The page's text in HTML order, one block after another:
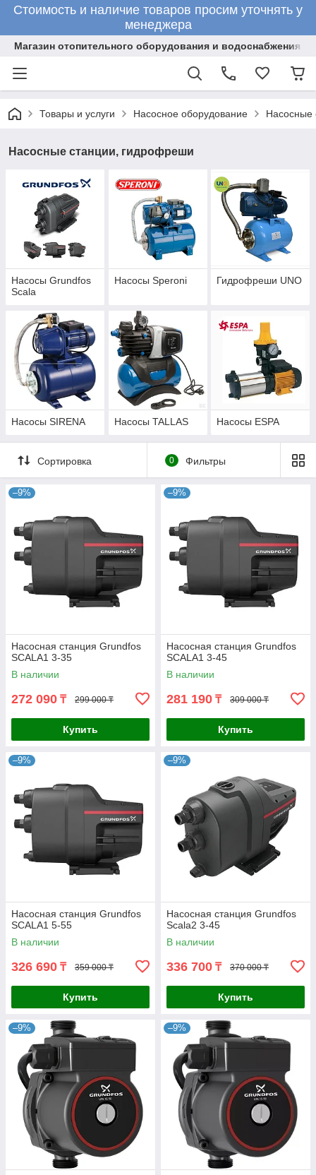
Стоимость и наличие товаров просим уточнять у
менеджера
Магазин отопительного оборудования и водоснабжения
Товары и услуги Насосное оборудование Насосные
Насосные станции, гидрофреши
Насосы Grundfos
Scala
Насосы Speroni Гидрофреши UNO
Насосы SIRENA Насосы TALLAS Насосы ESPA
Сортировка 0 Фильтры
–9%
Насосная станция Grundfos
SCALA1 3-35
В наличии
272 090 ₸ 299 000 ₸
Купить
–9%
Насосная станция Grundfos
SCALA1 3-45
В наличии
281 190 ₸ 309 000 ₸
Купить
–9%
Насосная станция Grundfos
SCALA1 5-55
В наличии
326 690 ₸ 359 000 ₸
Купить
–9%
Насосная станция Grundfos
Scala2 3-45
В наличии
336 700 ₸ 370 000 ₸
Купить
–9% –9%